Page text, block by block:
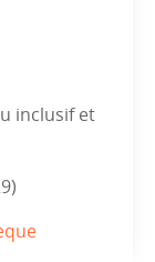
inclusif et